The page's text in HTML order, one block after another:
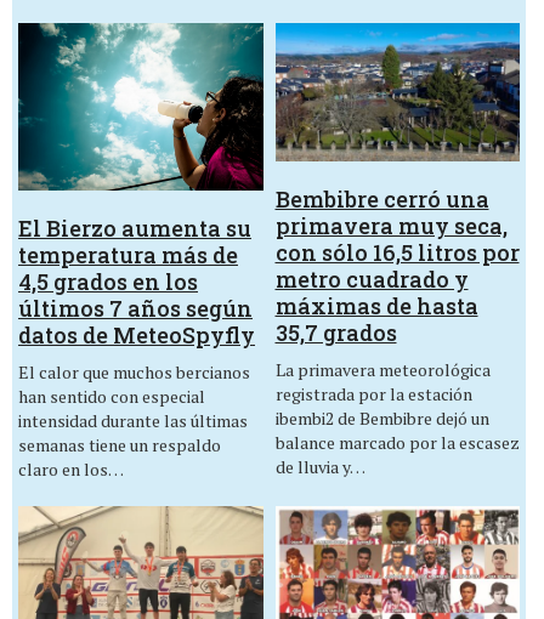
El Bierzo aumenta su
temperatura más de
4,5 grados en los
últimos 7 años según
datos de MeteoSpyfly
El calor que muchos bercianos
han sentido con especial
intensidad durante las últimas
semanas tiene un respaldo
claro en los…
Bembibre cerró una
primavera muy seca,
con sólo 16,5 litros por
metro cuadrado y
máximas de hasta
35,7 grados
La primavera meteorológica
registrada por la estación
ibembi2 de Bembibre dejó un
balance marcado por la escasez
de lluvia y…